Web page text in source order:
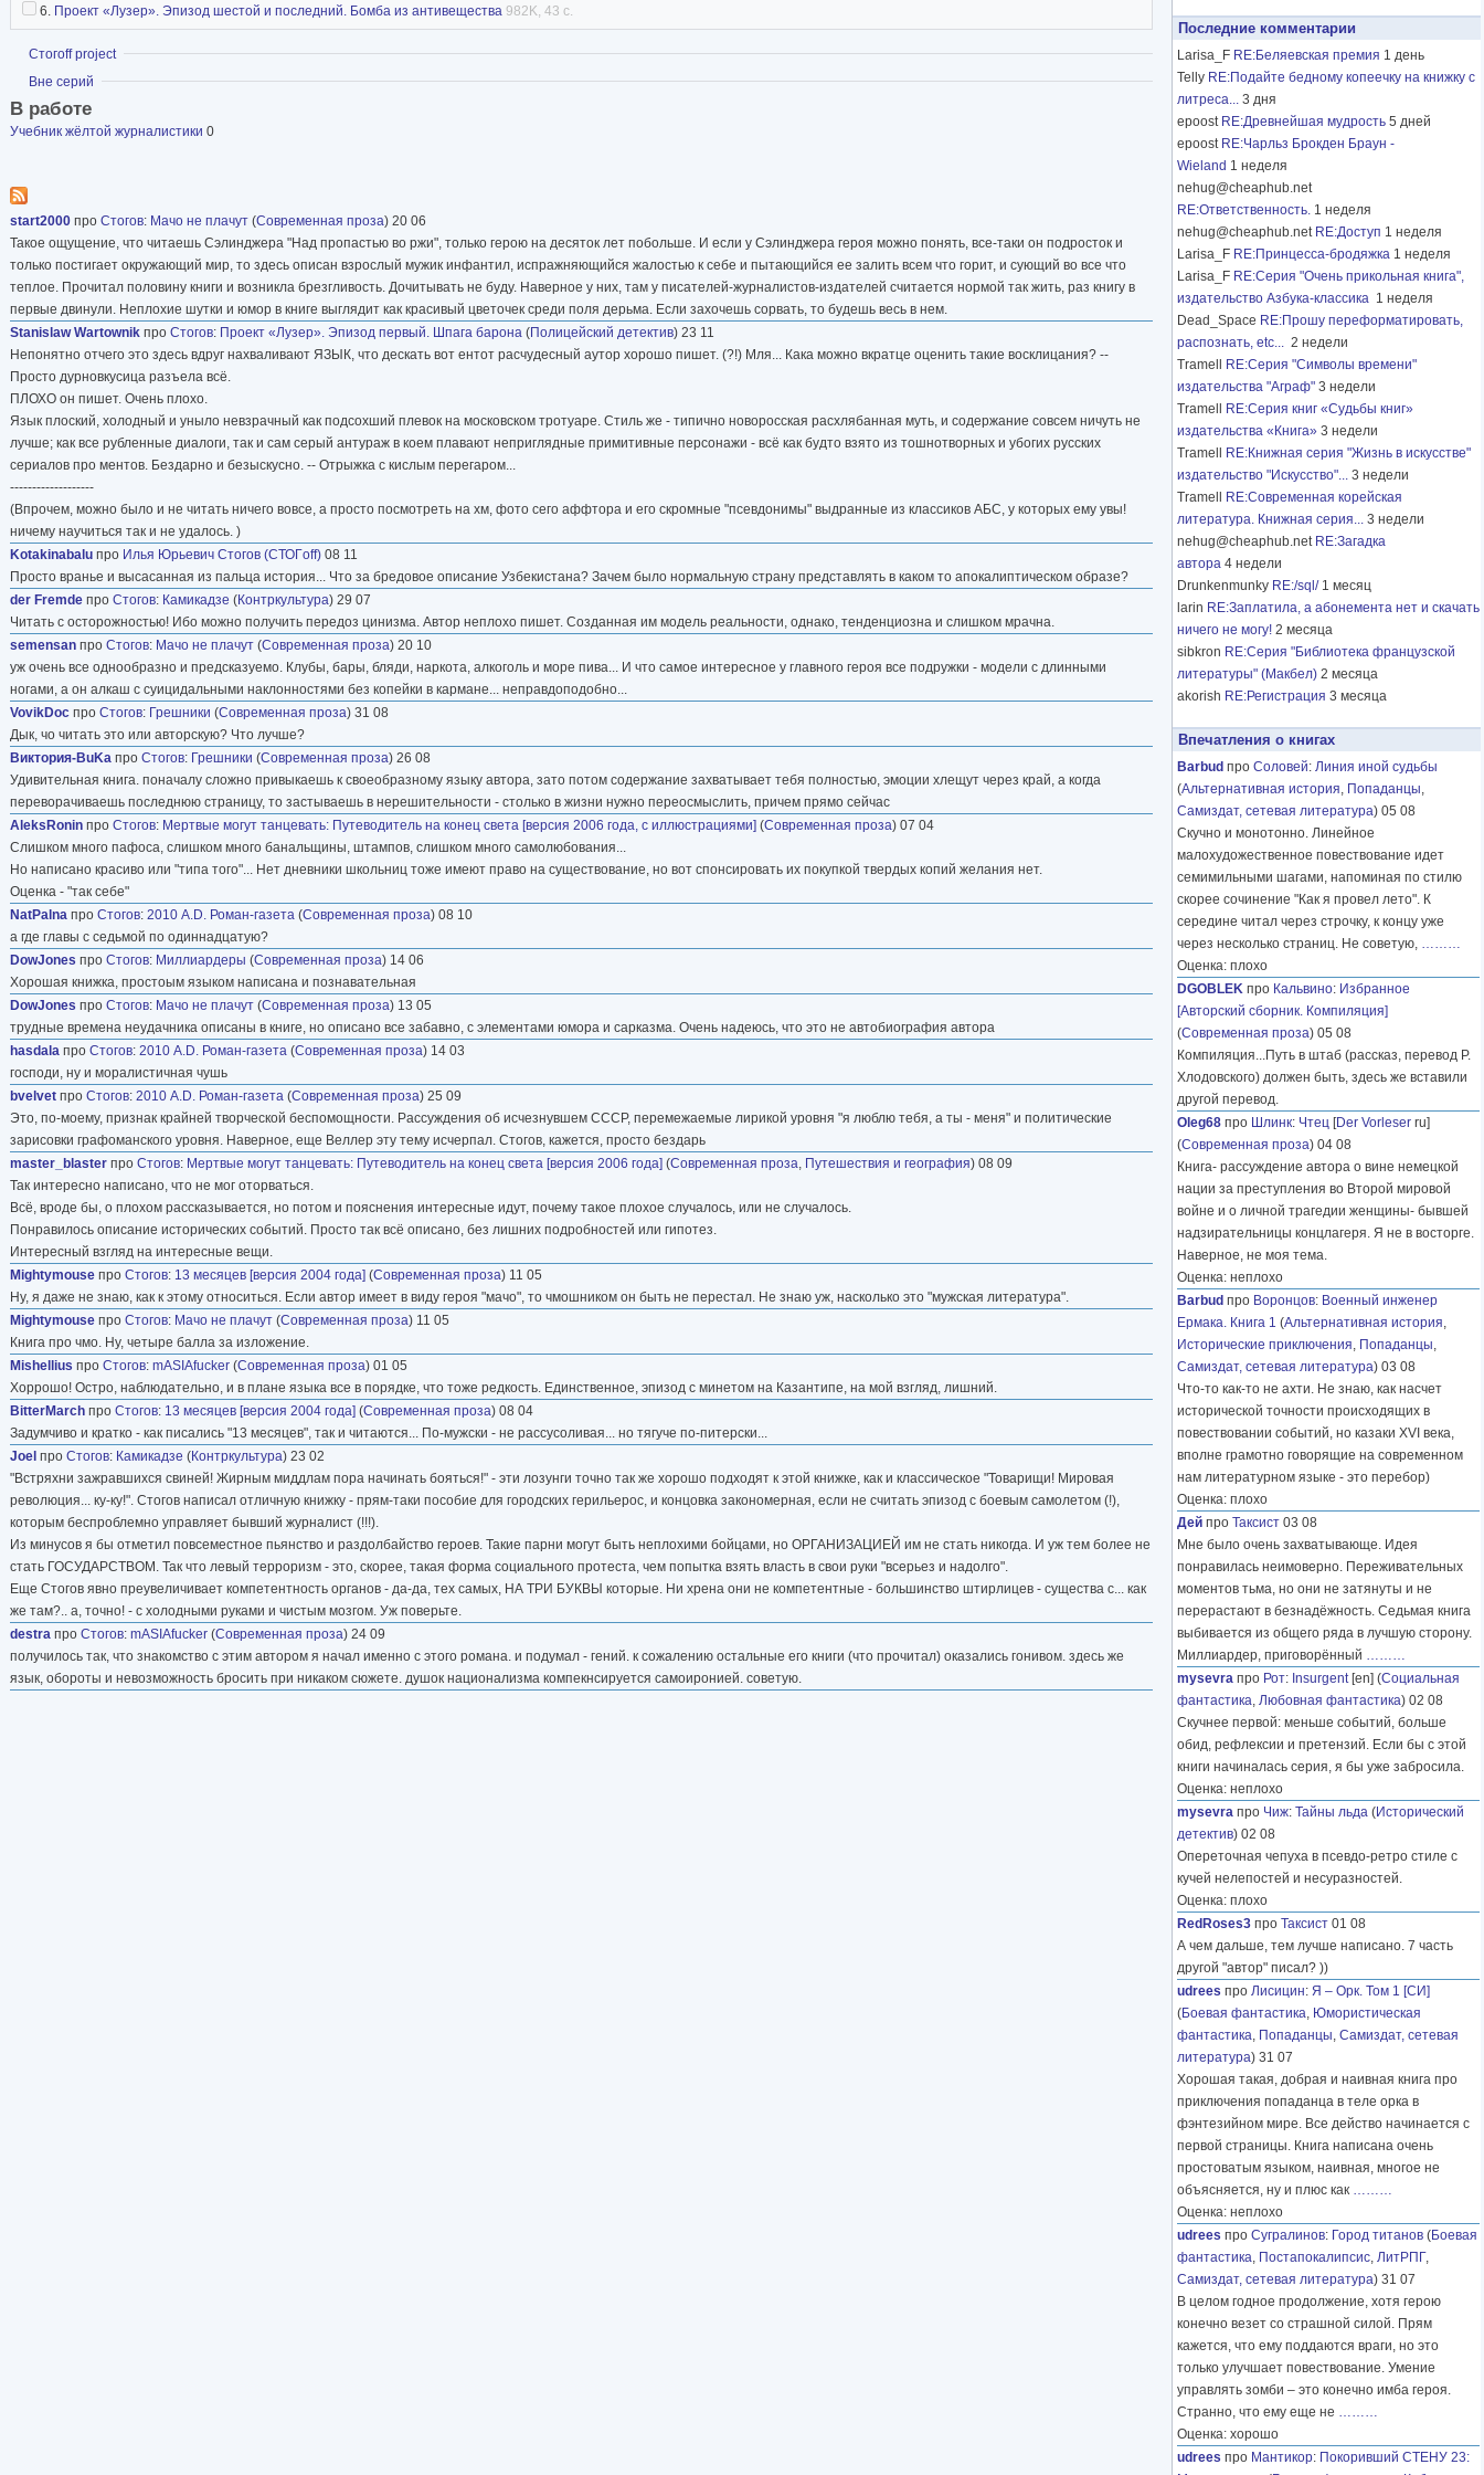
6. Проект «Лузер». Эпизод шестой и последний. Бомба из антивещества 982K, 43 с.
Показать
Стогoff project
Показать
Вне серий
В работе
Учебник жёлтой журналистики 0
start2000 про Стогов: Мачо не плачут (Современная проза) 20 06
Такое ощущение, что читаешь Сэлинджера "Над пропастью во ржи", только герою на десяток лет побольше. И если у Сэлинджера героя можно понять, все-таки он подросток и
только постигает окружающий мир, то здесь описан взрослый мужик инфантил, испражняющийся жалостью к себе и пытающийся ее залить всем что горит, и сующий во все что
теплое. Прочитал половину книги и возникла брезгливость. Дочитывать не буду. Наверное у них, там у писателей-журналистов-издателей считается нормой так жить, раз книгу в
первые двинули. Неплохие шутки и юмор в книге выглядит как красивый цветочек среди поля дерьма. Если захочешь сорвать, то будешь весь в нем.
Stanislaw Wartownik про Стогов: Проект «Лузер». Эпизод первый. Шпага барона (Полицейский детектив) 23 11
Непонятно отчего это здесь вдруг нахваливают ЯЗЫК, что дескать вот ентот расчудесный аутор хорошо пишет. (?!) Мля... Кака можно вкратце оценить такие восклицания? --
Просто дурновкусица разъела всё.
ПЛОХО он пишет. Очень плохо.
Язык плоский, холодный и уныло невзрачный как подсохший плевок на московском тротуаре. Стиль же - типично новоросская расхлябанная муть, и содержание совсем ничуть не
лучше; как все рубленные диалоги, так и сам серый антураж в коем плавают неприглядные примитивные персонажи - всё как будто взято из тошнотворных и убогих русских
сериалов про ментов. Бездарно и безыскусно. -- Отрыжка с кислым перегаром...
-------------------
(Впрочем, можно было и не читать ничего вовсе, а просто посмотреть на хм, фото сего аффтора и его скромные "псевдонимы" выдранные из классиков АБС, у которых ему увы!
ничему научиться так и не удалось. )
Kotakinabalu про Илья Юрьевич Стогов (СТОГoff) 08 11
Просто вранье и высасанная из пальца история... Что за бредовое описание Узбекистана? Зачем было нормальную страну представлять в каком то апокалиптическом образе?
der Fremde про Стогов: Камикадзе (Контркультура) 29 07
Читать с осторожностью! Ибо можно получить передоз цинизма. Автор неплохо пишет. Созданная им модель реальности, однако, тенденциозна и слишком мрачна.
semensan про Стогов: Мачо не плачут (Современная проза) 20 10
уж очень все однообразно и предсказуемо. Клубы, бары, бляди, наркота, алкоголь и море пива... И что самое интересное у главного героя все подружки - модели с длинными
ногами, а он алкаш с суицидальными наклонностями без копейки в кармане... неправдоподобно...
VovikDoc про Стогов: Грешники (Современная проза) 31 08
Дык, чо читать это или авторскую? Что лучше?
Виктория-BuKa про Стогов: Грешники (Современная проза) 26 08
Удивительная книга. поначалу сложно привыкаешь к своеобразному языку автора, зато потом содержание захватывает тебя полностью, эмоции хлещут через край, а когда
переворачиваешь последнюю страницу, то застываешь в нерешительности - столько в жизни нужно переосмыслить, причем прямо сейчас
AleksRonin про Стогов: Мертвые могут танцевать: Путеводитель на конец света [версия 2006 года, с иллюстрациями] (Современная проза) 07 04
Слишком много пафоса, слишком много банальщины, штампов, слишком много самолюбования...
Но написано красиво или "типа того"... Нет дневники школьниц тоже имеют право на существование, но вот спонсировать их покупкой твердых копий желания нет.
Оценка - "так себе"
NatPalna про Стогов: 2010 A.D. Роман-газета (Современная проза) 08 10
а где главы с седьмой по одиннадцатую?
DowJones про Стогов: Миллиардеры (Современная проза) 14 06
Хорошая книжка, простоым языком написана и познавательная
DowJones про Стогов: Мачо не плачут (Современная проза) 13 05
трудные времена неудачника описаны в книге, но описано все забавно, с элементами юмора и сарказма. Очень надеюсь, что это не автобиография автора
hasdala про Стогов: 2010 A.D. Роман-газета (Современная проза) 14 03
господи, ну и моралистичная чушь
bvelvet про Стогов: 2010 A.D. Роман-газета (Современная проза) 25 09
Это, по-моему, признак крайней творческой беспомощности. Рассуждения об исчезнувшем СССР, перемежаемые лирикой уровня "я люблю тебя, а ты - меня" и политические
зарисовки графоманского уровня. Наверное, еще Веллер эту тему исчерпал. Стогов, кажется, просто бездарь
master_blaster про Стогов: Мертвые могут танцевать: Путеводитель на конец света [версия 2006 года] (Современная проза, Путешествия и география) 08 09
Так интересно написано, что не мог оторваться.
Всё, вроде бы, о плохом рассказывается, но потом и пояснения интересные идут, почему такое плохое случалось, или не случалось.
Понравилось описание исторических событий. Просто так всё описано, без лишних подробностей или гипотез.
Интересный взгляд на интересные вещи.
Mightymouse про Стогов: 13 месяцев [версия 2004 года] (Современная проза) 11 05
Ну, я даже не знаю, как к этому относиться. Если автор имеет в виду героя "мачо", то чмошником он быть не перестал. Не знаю уж, насколько это "мужская литература".
Mightymouse про Стогов: Мачо не плачут (Современная проза) 11 05
Книга про чмо. Ну, четыре балла за изложение.
Mishellius про Стогов: mASIAfucker (Современная проза) 01 05
Хоррошо! Остро, наблюдательно, и в плане языка все в порядке, что тоже редкость. Единственное, эпизод с минетом на Казантипе, на мой взгляд, лишний.
BitterMarch про Стогов: 13 месяцев [версия 2004 года] (Современная проза) 08 04
Задумчиво и кратко - как писались "13 месяцев", так и читаются... По-мужски - не рассусоливая... но тягуче по-питерски...
Joel про Стогов: Камикадзе (Контркультура) 23 02
"Встряхни зажравшихся свиней! Жирным миддлам пора начинать бояться!" - эти лозунги точно так же хорошо подходят к этой книжке, как и классическое "Товарищи! Мировая
революция... ку-ку!". Стогов написал отличную книжку - прям-таки пособие для городских герильерос, и концовка закономерная, если не считать эпизод с боевым самолетом (!),
которым беспроблемно управляет бывший журналист (!!!).
Из минусов я бы отметил повсеместное пьянство и раздолбайство героев. Такие парни могут быть неплохими бойцами, но ОРГАНИЗАЦИЕЙ им не стать никогда. И уж тем более не
стать ГОСУДАРСТВОМ. Так что левый терроризм - это, скорее, такая форма социального протеста, чем попытка взять власть в свои руки "всерьез и надолго".
Еще Стогов явно преувеличивает компетентность органов - да-да, тех самых, НА ТРИ БУКВЫ которые. Ни хрена они не компетентные - большинство штирлицев - существа с... как
же там?.. а, точно! - с холодными руками и чистым мозгом. Уж поверьте.
destra про Стогов: mASIAfucker (Современная проза) 24 09
получилось так, что знакомство с этим автором я начал именно с этого романа. и подумал - гений. к сожалению остальные его книги (что прочитал) оказались гонивом. здесь же
язык, обороты и невозможность бросить при никаком сюжете. душок национализма компекнсируется самоиронией. советую.
Последние комментарии
Larisa_F RE:Беляевская премия 1 день
Telly RE:Подайте бедному копеечку на книжку с
литреса... 3 дня
epoost RE:Древнейшая мудрость 5 дней
epoost RE:Чарльз Брокден Браун -
Wieland 1 неделя
nehug@cheaphub.net
RE:Ответственность. 1 неделя
nehug@cheaphub.net RE:Доступ 1 неделя
Larisa_F RE:Принцесса-бродяжка 1 неделя
Larisa_F RE:Серия "Очень прикольная книга",
издательство Азбука-классика 1 неделя
Dead_Space RE:Прошу переформатировать,
распознать, etc... 2 недели
Tramell
RE:Серия "Символы времени"
издательства "Аграф" 3 недели
Tramell
RE:Серия книг «Судьбы книг»
издательства «Книга» 3 недели
Tramell
RE:Книжная серия "Жизнь в искусстве"
издательство "Искусство"... 3 недели
Tramell
RE:Современная корейская
литература. Книжная серия... 3 недели
nehug@cheaphub.net RE:Загадка
автора 4 недели
Drunkenmunky RE:/sql/ 1 месяц
larin RE:Заплатила, а абонемента нет и скачать
ничего не могу! 2 месяца
sibkron RE:Серия "Библиотека французской
литературы" (Макбел) 2 месяца
akorish RE:Регистрация 3 месяца
Впечатления о книгах
Barbud про Соловей: Линия иной судьбы
(Альтернативная история, Попаданцы,
Самиздат, сетевая литература) 05 08
Скучно и монотонно. Линейное
малохудожественное повествование идет
семимильными шагами, напоминая по стилю
скорее сочинение "Как я провел лето". К
середине читал через строчку, к концу уже
через несколько страниц. Не советую, ………
Оценка: плохо
DGOBLEK про Кальвино: Избранное
[Авторский сборник. Компиляция]
(Современная проза) 05 08
Компиляция...Путь в штаб (рассказ, перевод Р.
Хлодовского) должен быть, здесь же вставили
другой перевод.
Oleg68 про Шлинк: Чтец [Der Vorleser ru]
(Современная проза) 04 08
Книга- рассуждение автора о вине немецкой
нации за преступления во Второй мировой
войне и о личной трагедии женщины- бывшей
надзирательницы концлагеря. Я не в восторге.
Наверное, не моя тема.
Оценка: неплохо
Barbud про Воронцов: Военный инженер
Ермака. Книга 1 (Альтернативная история,
Исторические приключения, Попаданцы,
Самиздат, сетевая литература) 03 08
Что-то как-то не ахти. Не знаю, как насчет
исторической точности происходящих в
повествовании событий, но казаки XVI века,
вполне грамотно говорящие на современном
нам литературном языке - это перебор)
Оценка: плохо
Дей про Таксист 03 08
Мне было очень захватывающе. Идея
понравилась неимоверно. Переживательных
моментов тьма, но они не затянуты и не
перерастают в безнадёжность. Седьмая книга
выбивается из общего ряда в лучшую сторону.
Миллиардер, приговорённый ………
mysevra про Рот: Insurgent[en] (Социальная
фантастика, Любовная фантастика) 02 08
Скучнее первой: меньше событий, больше
обид, рефлексии и претензий. Если бы с этой
книги начиналась серия, я бы уже забросила.
Оценка: неплохо
mysevra про Чиж: Тайны льда (Исторический
детектив) 02 08
Опереточная чепуха в псевдо-ретро стиле с
кучей нелепостей и несуразностей.
Оценка: плохо
RedRoses3 про Таксист 01 08
А чем дальше, тем лучше написано. 7 часть
другой "автор" писал? ))
udrees про Лисицин: Я – Орк. Том 1 [СИ]
(Боевая фантастика, Юмористическая
фантастика, Попаданцы, Самиздат, сетевая
литература) 31 07
Хорошая такая, добрая и наивная книга про
приключения попаданца в теле орка в
фэнтезийном мире. Все действо начинается с
первой страницы. Книга написана очень
простоватым языком, наивная, многое не
объясняется, ну и плюс как ………
Оценка: неплохо
udrees про Сугралинов: Город титанов (Боевая
фантастика, Постапокалипсис, ЛитРПГ,
Самиздат, сетевая литература) 31 07
В целом годное продолжение, хотя герою
конечно везет со страшной силой. Прям
кажется, что ему поддаются враги, но это
только улучшает повествование. Умение
управлять зомби – это конечно имба героя.
Странно, что ему еще не ………
Оценка: хорошо
udrees про Мантикор: Покоривший СТЕНУ 23: